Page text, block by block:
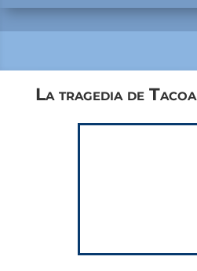
La tragedia de Tacoa